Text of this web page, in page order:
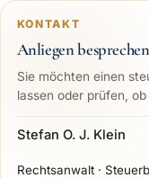
KONTAKT
Anliegen besprechen
Sie möchten einen
lassen oder prüfen,
Stefan O. J. Klein
Rechtsanwalt ·